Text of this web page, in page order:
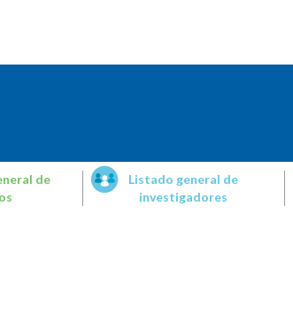
de
Listado general de
investigadores